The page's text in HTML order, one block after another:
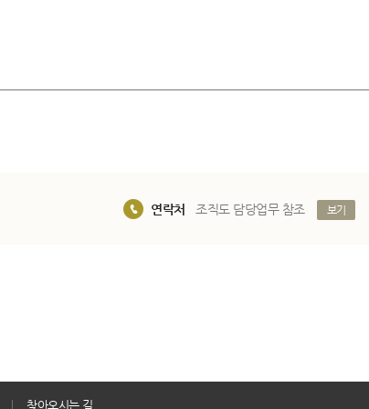
연락처 조직도 담당업무 참조 보기
찾아오시는 길